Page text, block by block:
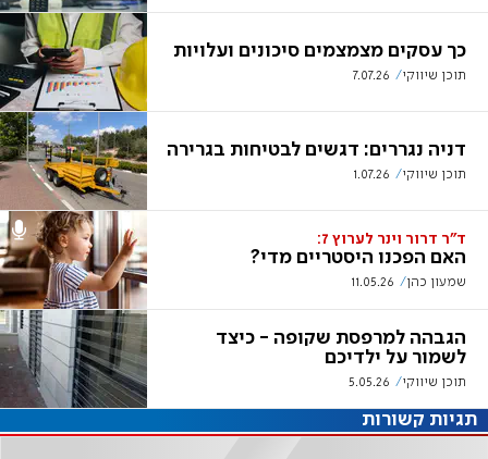
כך עסקים מצמצמים סיכונים ועלויות
תוכן שיווקי 7.07.26
דניה נגררים: דגשים לבטיחות בגרירה
תוכן שיווקי 1.07.26
ד"ר דרור וינר לערוץ 7:
האם הפכנו היסטריים מדי?
שמעון כהן 11.05.26
הגבהה למרפסת שקופה - כיצד
לשמור על ילדיכם
תוכן שיווקי 5.05.26
תגיות קשורות